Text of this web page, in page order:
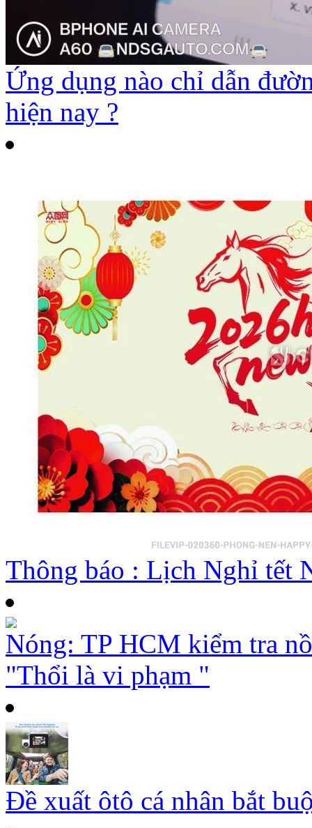
Ứng dụng nào chỉ dẫn
hiện nay ?
Thông báo : Lịch Nghỉ tết
Nóng: TP HCM kiểm tra
"Thổi là vi phạm "
Đề xuất ôtô cá nhân bắt